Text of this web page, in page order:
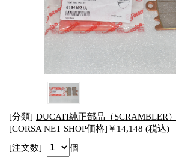
[分類] DUCATI純正部品（SCRAMBLER
[CORSA NET SHOP価格]￥14,148 (税込)
[注文数]
個